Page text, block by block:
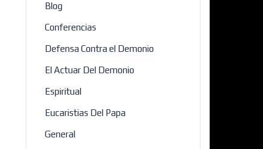
Blog
Conferencias
Defensa Contra el Demonio
El Actuar Del Demonio
Espiritual
Eucaristias Del Papa
General